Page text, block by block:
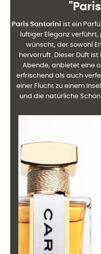
Paris Santorini ist ein
luftiger Eleganz
wünscht, der sowohl
hervorruft. Dieser Duft
Abende, anbietet eine
erfrischend als auch
einer Flucht zu einem
und die natürliche